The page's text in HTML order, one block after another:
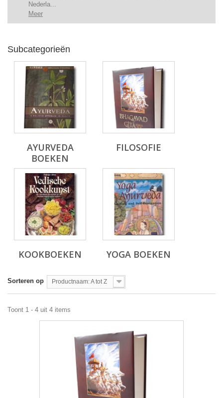
Nederla...
Meer
Subcategorieën
AYURVEDA
BOEKEN
FILOSOFIE
KOOKBOEKEN YOGA BOEKEN
Sorteren op Productnaam: A tot Z
Toont 1 - 4 uit 4 items